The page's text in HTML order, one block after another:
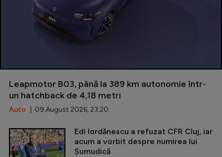
Leapmotor B03, până la 389 km autonomie într-
un hatchback de 4,18 metri
Auto | 09 August 2026, 23:20
Edi Iordănescu a refuzat CFR Cluj, iar
acum a vorbit despre numirea lui
Șumudică